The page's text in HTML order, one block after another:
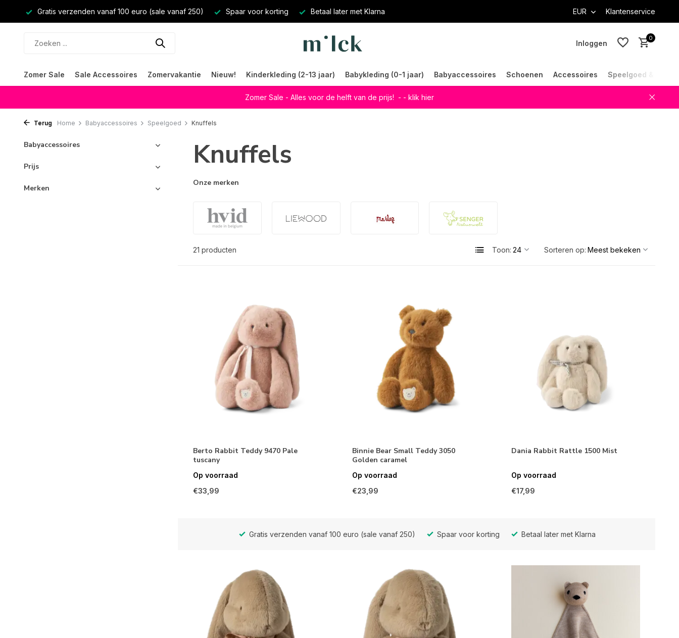
Gratis verzenden vanaf 100 euro (sale vanaf 250) Spaar voor korting Betaal later met Klarna EUR Klantenservice
Inloggen
0
Zomer Sale Sale Accessoires Zomervakantie Nieuw! Kinderkleding (2-13 jaar) Babykleding (0-1 jaar) Babyaccessoires Schoenen Accessoires Speelgoed &
Zomer Sale - Alles voor de helft van de prijs! - - klik hier
Terug Home Babyaccessoires Speelgoed Knuffels
Babyaccessoires
Prijs
Merken
Knuffels
Onze merken
21 producten Toon: Sorteren op:
Berto Rabbit Teddy 9470 Pale
tuscany
Op voorraad
€33,99
Binnie Bear Small Teddy 3050
Golden caramel
Op voorraad
€23,99
Dania Rabbit Rattle 1500 Mist
Op voorraad
€17,99
Gratis verzenden vanaf 100 euro (sale vanaf 250) Spaar voor korting Betaal later met Klarna